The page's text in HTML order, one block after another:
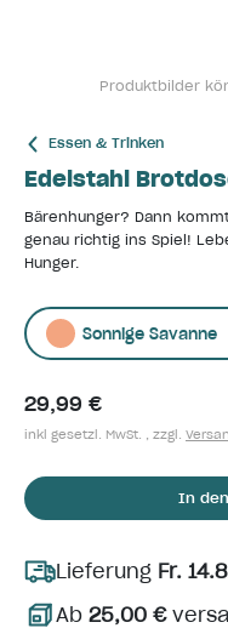
Produktbilder
Essen & Trinken
Edelstahl
Bärenhunger? Dann
genau richtig ins Spiel!
Hunger.
Sonnige Savanne
29,99 €
inkl gesetzl. MwSt. , zzgl.
In
Lieferung Fr.
Ab 25,00 €